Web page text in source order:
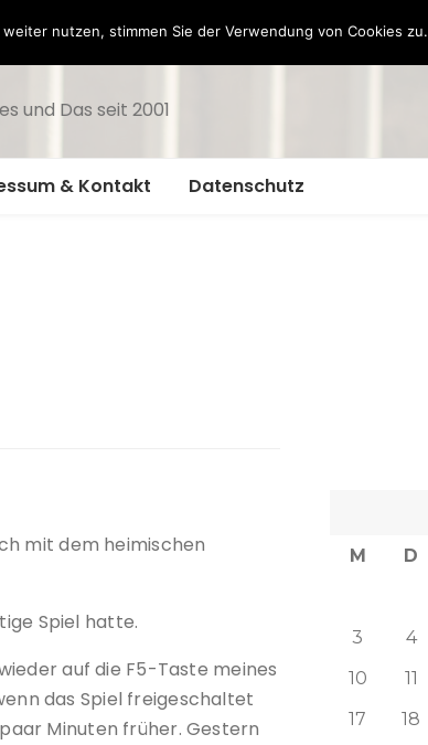
und Das seit 2001
& Kontakt Datenschutz
mit dem heimischen
Spiel hatte.
auf die F5-Taste meines
das Spiel freigeschaltet
Minuten früher. Gestern
M D
3
4
10
11
17
18
nutzen, stimmen Sie der Verwendung von Cookies zu.